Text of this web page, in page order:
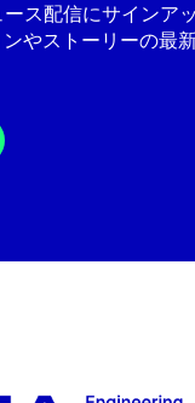
ス配信にサインア
やストーリーの最